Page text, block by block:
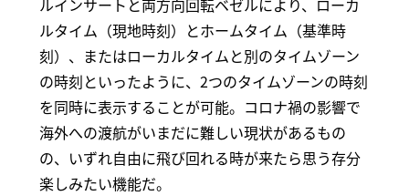
ルインサートと両方向回転ベゼルにより、ローカ
ルタイム（現地時刻）とホームタイム（基準時
刻）、またはローカルタイムと別のタイムゾーン
の時刻といったように、2つのタイムゾーンの時刻
を同時に表示することが可能。コロナ禍の影響で
海外への渡航がいまだに難しい現状があるもの
の、いずれ自由に飛び回れる時が来たら思う存分
楽しみたい機能だ。